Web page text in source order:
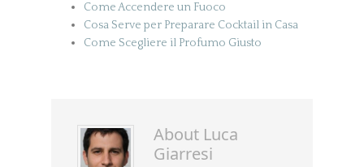
Come Accendere un Fuoco
Cosa Serve per Preparare Cocktail in Casa
Come Scegliere il Profumo Giusto
About Luca
Giarresi